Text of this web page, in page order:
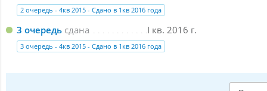
2 очередь - 4кв 2015 - Сдано в 1кв 2016 года
I кв. 2016 г.
3 очередь сдана
3 очередь - 4кв 2015 - Сдано в 1кв 2016 года